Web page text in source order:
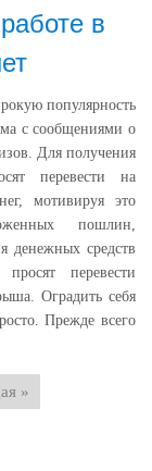
в
популярность
с сообщениями о
Для получения
перевести на
мотивируя это
пошлин,
денежных средств
перевести
Оградить себя
Прежде всего
»